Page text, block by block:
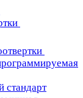
стандарт